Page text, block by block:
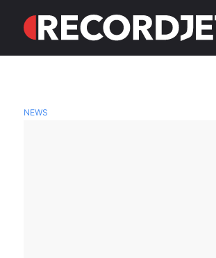
NEWS